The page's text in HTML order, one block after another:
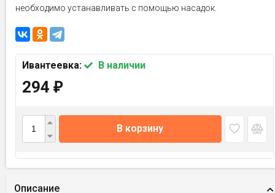
необходимо устанавливать с помощью насадок.
Ивантеевка: В наличии
294 ₽
В корзину
Описание